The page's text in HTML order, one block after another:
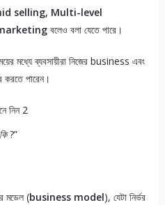
selling, Multi-level
বলেও বলা যেতে পারে।
মধ্যে ব্যবসায়ীরা নিজের business এবং
পারেন।
?”
মডেল (business model), যেটা নির্ভর